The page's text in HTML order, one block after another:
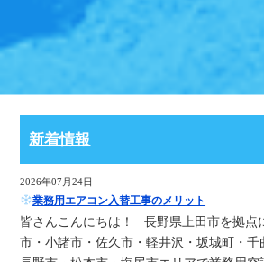
新着情報
2026年07月24日
業務用エアコン入替工事のメリット
皆さんこんにちは！ 長野県上田市を拠点
市・小諸市・佐久市・軽井沢・坂城町・千